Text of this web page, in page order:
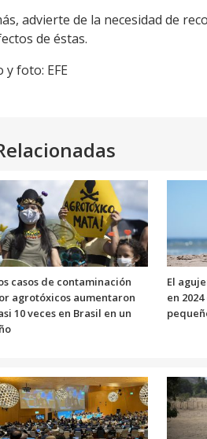
advierte de la necesidad de
de éstas.
y foto: EFE
casos de contaminación
agrotóxicos aumentaron
10 veces en Brasil en un
El
en